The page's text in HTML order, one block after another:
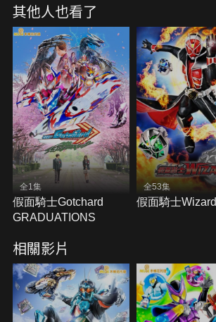
其他人也看了
全1集
假面騎士Gotchard
GRADUATIONS
全53集
假面騎士Wizard
相關影片